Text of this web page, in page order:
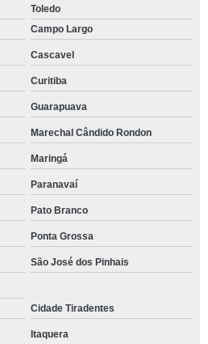
Toledo
Campo Largo
Cascavel
Curitiba
Guarapuava
Marechal Cândido Rondon
Maringá
Paranavaí
Pato Branco
Ponta Grossa
São José dos Pinhais
Cidade Tiradentes
Itaquera